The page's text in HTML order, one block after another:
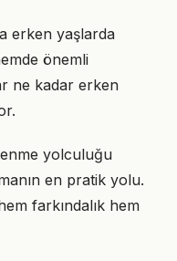
erken yaşlarda
önemli
ne kadar erken
yolculuğu
en pratik yolu.
farkındalık hem